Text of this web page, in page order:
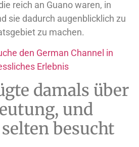
reich an Guano waren, in
sie dadurch augenblicklich zu
zu machen.
den German Channel in
Erlebnis
damals über
und
besucht